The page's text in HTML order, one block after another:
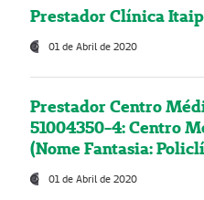
Prestador Clínica
01 de Abril de 2020
Prestador Centro
51004350-4: Centro
(Nome Fantasia:
01 de Abril de 2020